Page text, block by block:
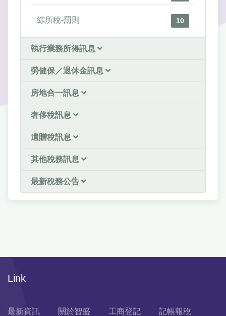
綜所稅-罰則 10
執行業務所得訊息
勞健保／退休金訊息
房地合一訊息
奢侈稅訊息
遺贈稅訊息
其他稅務訊息
最新稅務公告
Link
最新資訊 關於智盛 工商登記 記帳報稅